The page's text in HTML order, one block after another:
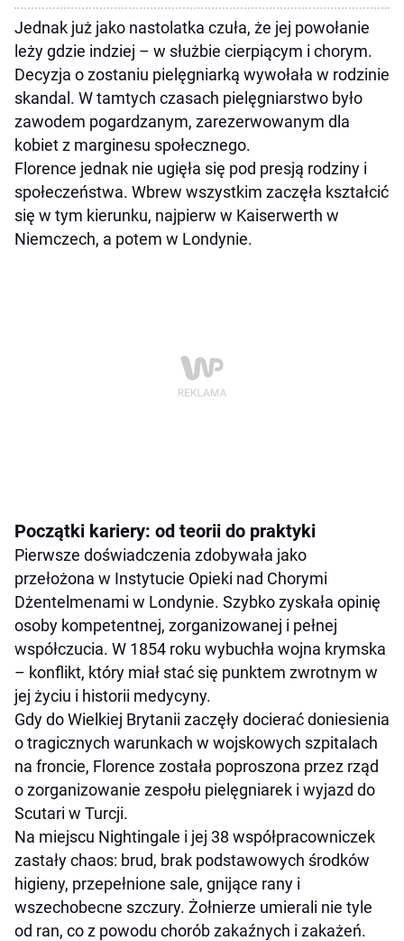
Jednak już jako nastolatka czuła, że jej powołanie
leży gdzie indziej – w służbie cierpiącym i chorym.
Decyzja o zostaniu pielęgniarką wywołała w rodzinie
skandal. W tamtych czasach pielęgniarstwo było
zawodem pogardzanym, zarezerwowanym dla
kobiet z marginesu społecznego.
Florence jednak nie ugięła się pod presją rodziny i
społeczeństwa. Wbrew wszystkim zaczęła kształcić
się w tym kierunku, najpierw w Kaiserwerth w
Niemczech, a potem w Londynie.
Początki kariery: od teorii do praktyki
Pierwsze doświadczenia zdobywała jako
przełożona w Instytucie Opieki nad Chorymi
Dżentelmenami w Londynie. Szybko zyskała opinię
osoby kompetentnej, zorganizowanej i pełnej
współczucia. W 1854 roku wybuchła wojna krymska
– konflikt, który miał stać się punktem zwrotnym w
jej życiu i historii medycyny.
Gdy do Wielkiej Brytanii zaczęły docierać doniesienia
o tragicznych warunkach w wojskowych szpitalach
na froncie, Florence została poproszona przez rząd
o zorganizowanie zespołu pielęgniarek i wyjazd do
Scutari w Turcji.
Na miejscu Nightingale i jej 38 współpracowniczek
zastały chaos: brud, brak podstawowych środków
higieny, przepełnione sale, gnijące rany i
wszechobecne szczury. Żołnierze umierali nie tyle
od ran, co z powodu chorób zakaźnych i zakażeń.